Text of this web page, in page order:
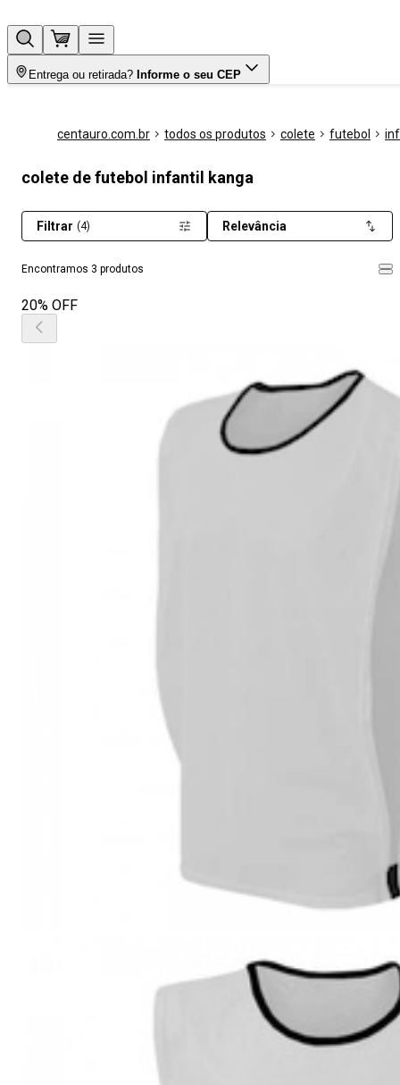
Entrega ou retirada? Informe o seu CEP
centauro.com.br todos os produtos colete futebol
colete de futebol infantil kanga
Encontramos 3 produtos
Filtrar (4) Relevância
20% OFF